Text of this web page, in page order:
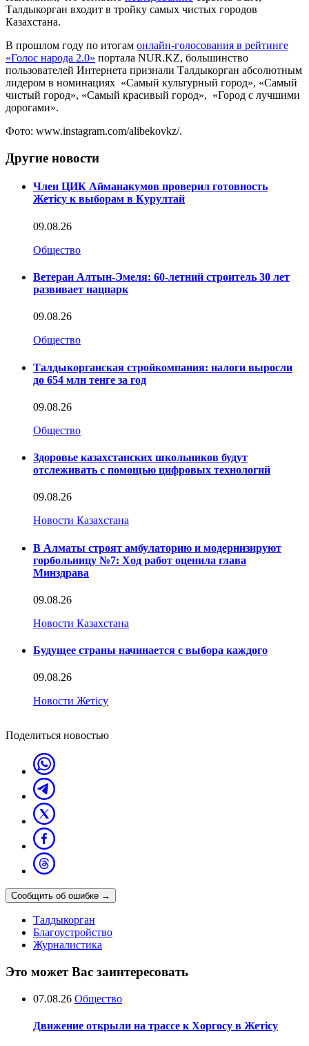
Талдыкорган входит в тройку самых чистых городов
Казахстана.
В прошлом году по итогам онлайн-голосования в рейтинге
«Голос народа 2.0» портала NUR.KZ, большинство
пользователей Интернета признали Талдыкорган абсолютным
лидером в номинациях «Самый культурный город», «Самый
чистый город», «Самый красивый город», «Город с лучшими
дорогами».
Фото: www.instagram.com/alibekovkz/.
Другие новости
Член ЦИК Айманакумов проверил готовность
Жетісу к выборам в Курултай
09.08.26
Общество
Ветеран Алтын-Эмеля: 60-летний строитель 30 лет
развивает нацпарк
09.08.26
Общество
Талдыкорганская стройкомпания: налоги выросли
до 654 млн тенге за год
09.08.26
Общество
Здоровье казахстанских школьников будут
отслеживать с помощью цифровых технологий
09.08.26
Новости Казахстана
В Алматы строят амбулаторию и модернизируют
горбольницу №7: Ход работ оценила глава
Минздрава
09.08.26
Новости Казахстана
Будущее страны начинается с выбора каждого
09.08.26
Новости Жетісу
Поделиться новостью
Сообщить об ошибке →
Талдыкорган
Благоустройство
Журналистика
Это может Вас заинтересовать
07.08.26 Общество
Движение открыли на трассе к Хоргосу в Жетісу